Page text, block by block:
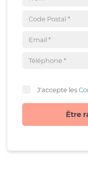
J'accepte les
Être